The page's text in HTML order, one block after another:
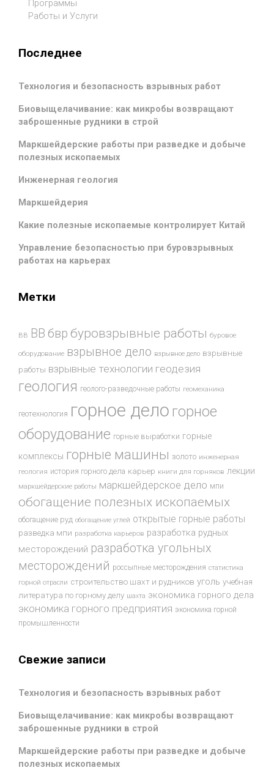
Программы
Работы и Услуги
Последнее
Технология и безопасность взрывных работ
Биовыщелачивание: как микробы возвращают
заброшенные рудники в строй
Маркшейдерские работы при разведке и добыче
полезных ископаемых
Инженерная геология
Маркшейдерия
Какие полезные ископаемые контролирует Китай
Управление безопасностью при буровзрывных
работах на карьерах
Метки
ВВ ВВ бвр буровзрывные работы буровое
оборудование взрывное дело взрывное дело взрывные
работы взрывные технологии геодезия
геология геолого-разведочные работы геомеханика
геотехнология горное дело горное
оборудование горные выработки горные
комплексы горные машины золото инженерная
геология история горного дела карьер книги для горняков лекции
маркшейдерские работы маркшейдерское дело мпи
обогащение полезных ископаемых
обогащение руд обогащение углей открытые горные работы
разведка мпи разработка карьеров разработка рудных
месторождений разработка угольных
месторождений россыпные месторождения статистика
горной отрасли строительство шахт и рудников уголь учебная
литература по горному делу шахта экономика горного дела
экономика горного предприятия экономика горной
промышленности
Свежие записи
Технология и безопасность взрывных работ
Биовыщелачивание: как микробы возвращают
заброшенные рудники в строй
Маркшейдерские работы при разведке и добыче
полезных ископаемых